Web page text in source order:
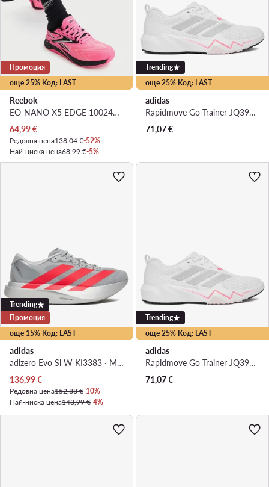
още 25% Код: LAST
Промоция
Reebok
EO-NANO X5 EDGE 100244436 · Обувки за фитнес зала
Актуална цена
64,99€
Редовна цена138,04 €-52%
Най-ниска цена68,99 €-5%
още 25% Код: LAST
Trending
adidas
Rapidmove Go Trainer JQ3956 · Обувки за фитнес зала
71,07€
още 15% Код: LAST
Trending
Промоция
adidas
adizero Evo Sl W KI3383 · Маратонки за бягане
Актуална цена
136,99€
Редовна цена152,88 €-10%
Най-ниска цена143,99 €-4%
още 25% Код: LAST
Trending
adidas
Rapidmove Go Trainer JQ3956 · Обувки за фитнес зала
71,07€